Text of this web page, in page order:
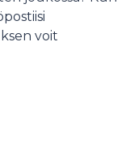
voit